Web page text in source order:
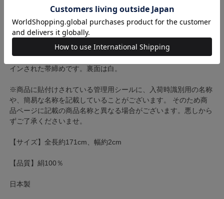
された帯締めです。裏面は赤。
D.橙色×白色…橙をメインに、白とゴールドで菊の花がデザイン
された帯締めです。裏面は白。
E.紫色×白色…紫をメインに、白とゴールドで菊の花がデザイン
された帯締めです。裏面は白。
F.黄緑色×白色…黄緑をメインに、白とゴールドで菊の花がデザ
インされた帯締めです。裏面は白。
※商品に貼付けされている管理用シールに、入荷時識別用の名称
や、簡易な名称を記載していることがございます。 そのため商
品ページに記載の商品名称と異なる場合がございます。悪しから
ずご了承くださいませ。
【サイズ】全長約171cm、幅約2cm
【品質】絹100％
日本製